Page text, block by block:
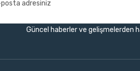
Güncel haberler ve gelişmelerden